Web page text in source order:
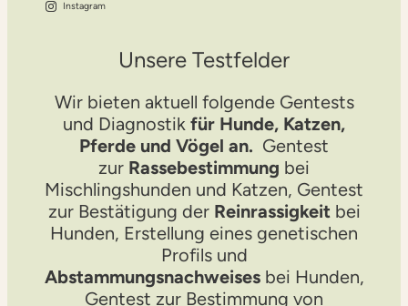
Instagram
Unsere Testfelder
Wir bieten aktuell folgende Gentests
und Diagnostik für Hunde, Katzen,
Pferde und Vögel an. Gentest
zur Rassebestimmung bei
Mischlingshunden und Katzen, Gentest
zur Bestätigung der Reinrassigkeitbei
Hunden, Erstellung eines genetischen
Profils und
Abstammungsnachweises bei Hunden,
Gentest zur Bestimmung von